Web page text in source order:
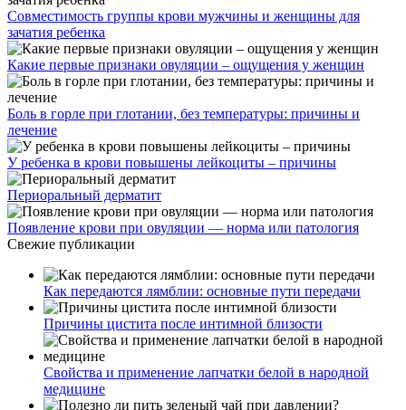
Совместимость группы крови мужчины и женщины для
зачатия ребенка
Какие первые признаки овуляции – ощущения у женщин
Боль в горле при глотании, без температуры: причины и
лечение
У ребенка в крови повышены лейкоциты – причины
Периоральный дерматит
Появление крови при овуляции — норма или патология
Свежие публикации
Как передаются лямблии: основные пути передачи
Причины цистита после интимной близости
Свойства и применение лапчатки белой в народной
медицине